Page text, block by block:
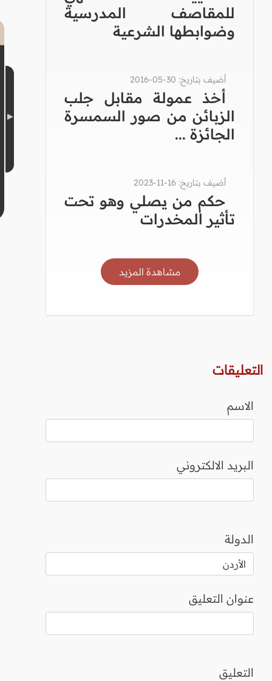
للمقاصف المدرسية
وضوابطها الشرعية
أضيف بتاريخ: 30-05-2016
أخذ عمولة مقابل جلب
الزبائن من صور السمسرة
الجائزة ...
أضيف بتاريخ: 16-11-2023
حكم من يصلي وهو تحت
تأثير المخدرات
مشاهدة المزيد
التعليقات
الاسم
البريد الالكتروني
الدولة
عنوان التعليق
التعليق